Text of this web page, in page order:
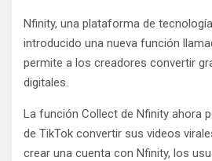
Nfinity, una plataforma de
introducido una nueva función
permite a los creadores convertir
digitales.
La función Collect de Nfinity ahora
de TikTok convertir sus videos
crear una cuenta con Nfinity, los